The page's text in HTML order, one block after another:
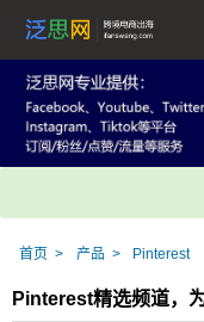
首页 产品 Pinterest
Pinterest精选频道，